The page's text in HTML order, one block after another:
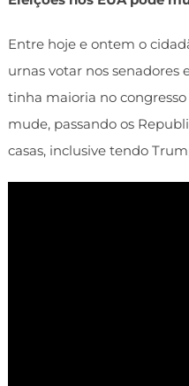
Entre hoje e ontem o
urnas votar nos senadores
tinha maioria no
mude, passando os
casas, inclusive tendo